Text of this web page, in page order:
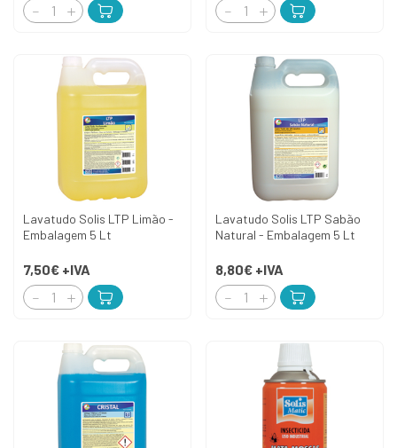
Lavatudo Solis LTP Limão -
Embalagem 5 Lt
7,50€ +IVA
Lavatudo Solis LTP Sabão
Natural - Embalagem 5 Lt
8,80€ +IVA